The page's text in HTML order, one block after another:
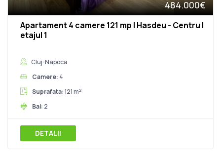
484.000€
Apartament 4 camere 121 mp | Hasdeu - Centru |
etajul 1
Cluj-Napoca
Camere: 4
Suprafata:121 m2
Bai: 2
DETALII